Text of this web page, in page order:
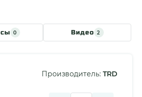
0 Видео 2
Производитель: TRD